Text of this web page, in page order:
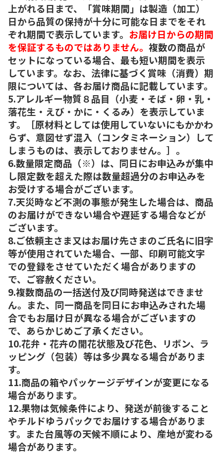
上がれる日まで、「賞味期間」は製造（加工）
日から品質の保持が十分に可能な日までをそれ
ぞれ期間で表示しています。 お届け日からの期間
を保証するものではありません。 複数の商品が
セットになっている場合、最も短い期間を表示
しています。なお、法律に基づく賞味（消費）期
限については、各お届け商品に記載しています。
5.アレルギー物質８品目（小麦・そば・卵・乳・
落花生・えび・かに・くるみ）を表示していま
す。［原材料としては使用していないにもかかわ
らず、意図せず混入（コンタミネーション）して
しまうものは、表示しておりません。］。
6.数量限定商品（※）は、同日にお申込みが集中
し限定数を超えた際は数量超過分のお申込みを
お受けする場合がございます。
7.天災時など不測の事態が発生した場合は、商品
のお届けができない場合や遅延する場合などが
ございます。
8.ご依頼主さま又はお届け先さまのご氏名に旧字
等が使用されていた場合、一部、印刷可能文字
での登録をさせていただく場合がありますの
で、ご容赦ください。
9.複数商品の一括送付及び同時発送はできませ
ん。また、同一商品を同日にお申込みされた場
合でもお届け日が異なる場合がございますの
で、あらかじめご了承ください。
10.花弁・花卉の開花状態及び花色、リボン、ラ
ッピング（包装）等は多少異なる場合がありま
す。
11.商品の箱やパッケージデザインが変更になる
場合があります。
12.果物は気候条件により、発送が前後すること
やチルドゆうパックでお届けする場合がありま
す。また台風等の天候不順により、産地が変わる
場合があります。